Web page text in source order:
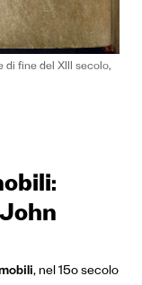
di fine del XIII secolo,
, nel 15o secolo